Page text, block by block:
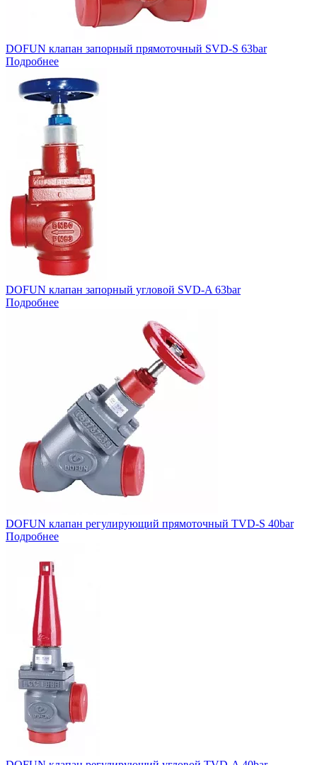
DOFUN клапан запорный прямоточный SVD-S 63bar
Подробнее
DOFUN клапан запорный угловой SVD-A 63bar
Подробнее
DOFUN клапан регулирующий прямоточный TVD-S 40bar
Подробнее